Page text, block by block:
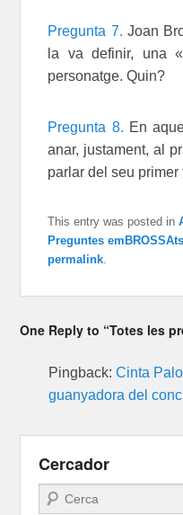
Pregunta 7. Joan
la va definir, una
personatge. Quin?
Pregunta 8. En
anar, justament, al
parlar del seu
This entry was posted in
Preguntes emBROSSAts
permalink.
One Reply to “Totes les
Pingback:Cinta
guanyadora del
Cercador
Search